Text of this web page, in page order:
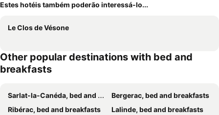
Estes hotéis também poderão interessá-lo...
Le Clos de Vésone
Other popular destinations with bed and
breakfasts
Sarlat-la-Canéda, bed and breakfasts
Bergerac, bed and breakfasts
Ribérac, bed and breakfasts
Lalinde, bed and breakfasts